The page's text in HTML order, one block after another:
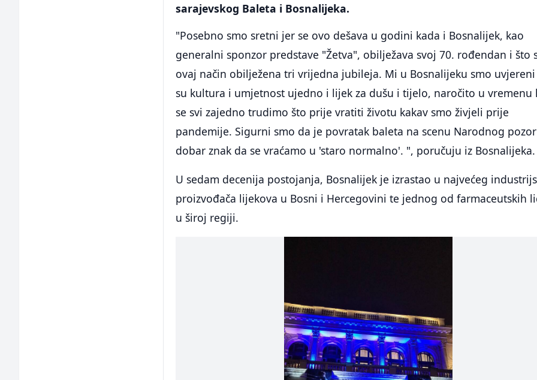
sarajevskog Baleta i Bosnalijeka.
"Posebno smo sretni jer se ovo dešava u godini kada i Bosnalijek, kao
generalni sponzor predstave "Žetva", obilježava svoj 70. rođendan i što
ovaj način obilježena tri vrijedna jubileja. Mi u Bosnalijeku smo
su kultura i umjetnost ujedno i lijek za dušu i tijelo, naročito u vremenu
se svi zajedno trudimo što prije vratiti životu kakav smo živjeli prije
pandemije. Sigurni smo da je povratak baleta na scenu Narodnog
dobar znak da se vraćamo u 'staro normalno'. ", poručuju iz Bosnalijeka.
U sedam decenija postojanja, Bosnalijek je izrastao u najvećeg
proizvođača lijekova u Bosni i Hercegovini te jednog od farmaceutskih
u široj regiji.